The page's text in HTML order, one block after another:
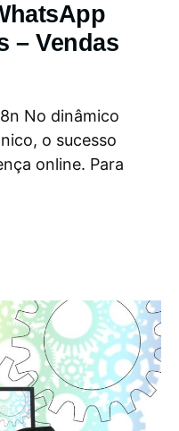
– Vendas
No dinâmico
o sucesso
online. Para